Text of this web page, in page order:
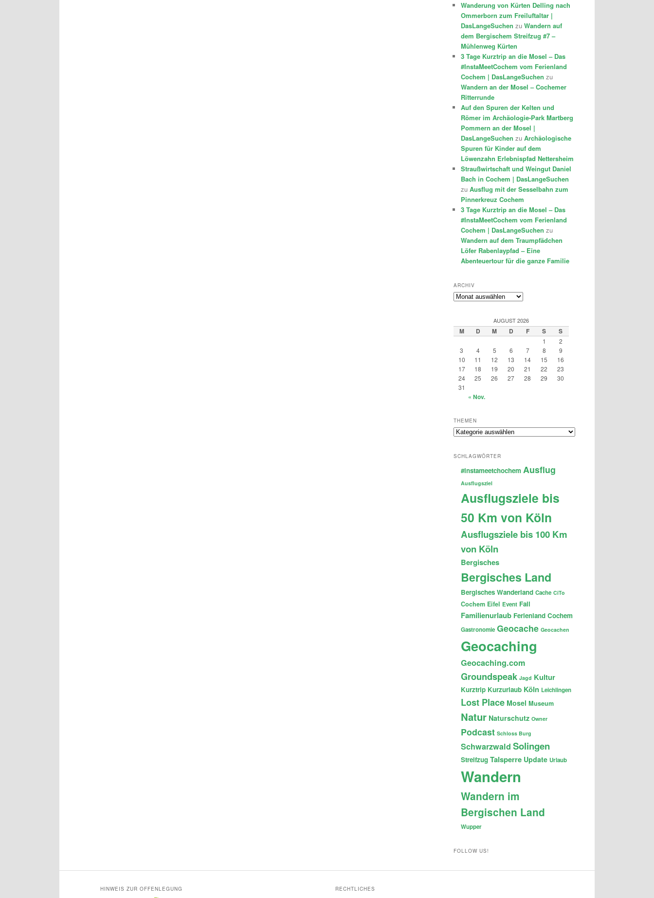
Wanderung von Kürten Delling nach
Ommerborn zum Freiluftaltar |
DasLangeSuchen zu Wandern auf
dem Bergischem Streifzug #7 –
Mühlenweg Kürten
3 Tage Kurztrip an die Mosel – Das
#InstaMeetCochem vom Ferienland
Cochem | DasLangeSuchen zu
Wandern an der Mosel – Cochemer
Ritterrunde
Auf den Spuren der Kelten und
Römer im Archäologie-Park Martberg
Pommern an der Mosel |
DasLangeSuchen zu Archäologische
Spuren für Kinder auf dem
Löwenzahn Erlebnispfad Nettersheim
Straußwirtschaft und Weingut Daniel
Bach in Cochem | DasLangeSuchen
zu Ausflug mit der Sesselbahn zum
Pinnerkreuz Cochem
3 Tage Kurztrip an die Mosel – Das
#InstaMeetCochem vom Ferienland
Cochem | DasLangeSuchen zu
Wandern auf dem Traumpfädchen
Löfer Rabenlaypfad – Eine
Abenteuertour für die ganze Familie
ARCHIV
Archiv
AUGUST 2026
M D M D F S S
1
2
3
4 5 6 7 8
9
10
11 12 13 14 15
16
17
18 19 20 21 22
23
24
25 26 27 28 29
30
31
« Nov.
THEMEN
Themen
SCHLAGWÖRTER
#instameetchochem Ausflug
Ausflugsziel
Ausflugsziele bis
50 Km von Köln
Ausflugsziele bis 100 Km
von Köln
Bergisches
Bergisches Land
Bergisches Wanderland Cache CiTo
Cochem Eifel Event Fail
Familienurlaub Ferienland Cochem
Gastronomie Geocache Geocachen
Geocaching
Geocaching.com
Groundspeak Jagd Kultur
Kurztrip Kurzurlaub Köln Leichlingen
Lost Place Mosel Museum
Natur Naturschutz Owner
Podcast Schloss Burg
Schwarzwald Solingen
Streifzug Talsperre Update Urlaub
Wandern
Wandern im
Bergischen Land
Wupper
FOLLOW US!
HINWEIS ZUR OFFENLEGUNG RECHTLICHES